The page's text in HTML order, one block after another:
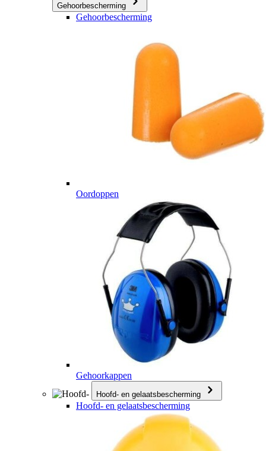
Gehoorbescherming
Gehoorbescherming
Oordoppen
Gehoorkappen
Hoofd- en gelaatsbescherming
Hoofd- en gelaatsbescherming